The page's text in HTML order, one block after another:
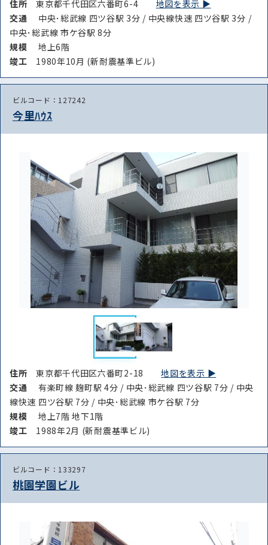
住所東京都千代田区六番町6-4 地図を表示 ▶︎
交通
中央･総武線 四ツ谷駅 3分 / 中央線快速 四ツ谷駅 3分 /
中央･総武線 市ケ谷駅 8分
規模
地上6階
竣⼯ 1980年10月 (新耐震基準ビル)
ビルコード：127242
今里ﾊｳｽ
住所東京都千代田区六番町2-18地図を表示 ▶︎
交通
有楽町線 麹町駅 4分 / 中央･総武線 四ツ谷駅 7分 / 中央
線快速 四ツ谷駅 7分 / 中央･総武線 市ケ谷駅 7分
規模
地上7階 地下1階
竣⼯ 1988年2月 (新耐震基準ビル)
ビルコード：133297
桃園学園ビル